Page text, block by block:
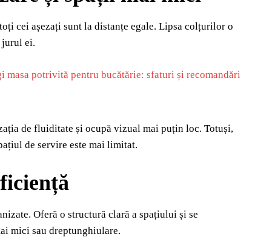
cei așezați sunt la distanțe egale. Lipsa colțurilor o
jurul ei.
masa potrivită pentru bucătărie: sfaturi și recomandări
de fluiditate și ocupă vizual mai puțin loc. Totuși,
de servire este mai limitat.
Oferă o structură clară a spațiului și se
mici sau dreptunghiulare.